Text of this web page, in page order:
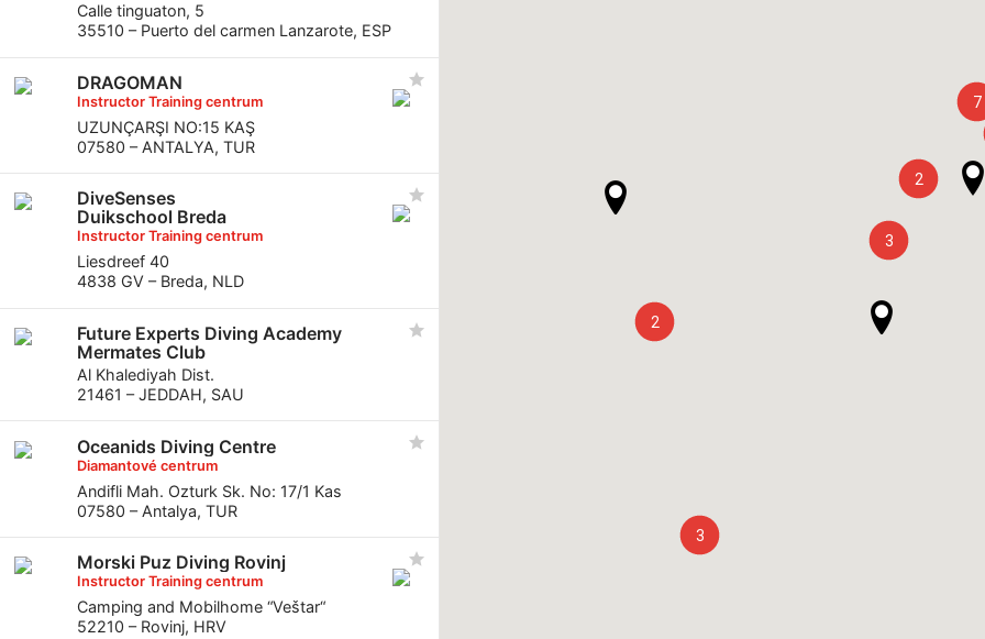
7
2
3
2
3
Calle tinguaton, 5
35510 – Puerto del carmen Lanzarote, ESP
DRAGOMAN
Instructor Training centrum
UZUNÇARŞI NO:15 KAŞ
07580 – ANTALYA, TUR
DiveSenses
Duikschool Breda
Instructor Training centrum
Liesdreef 40
4838 GV – Breda, NLD
Future Experts Diving Academy
Mermates Club
Al Khalediyah Dist.
21461 – JEDDAH, SAU
Oceanids Diving Centre
Diamantové centrum
Andifli Mah. Ozturk Sk. No: 17/1 Kas
07580 – Antalya, TUR
Morski Puz Diving Rovinj
Instructor Training centrum
Camping and Mobilhome “Veštar“
52210 – Rovinj, HRV